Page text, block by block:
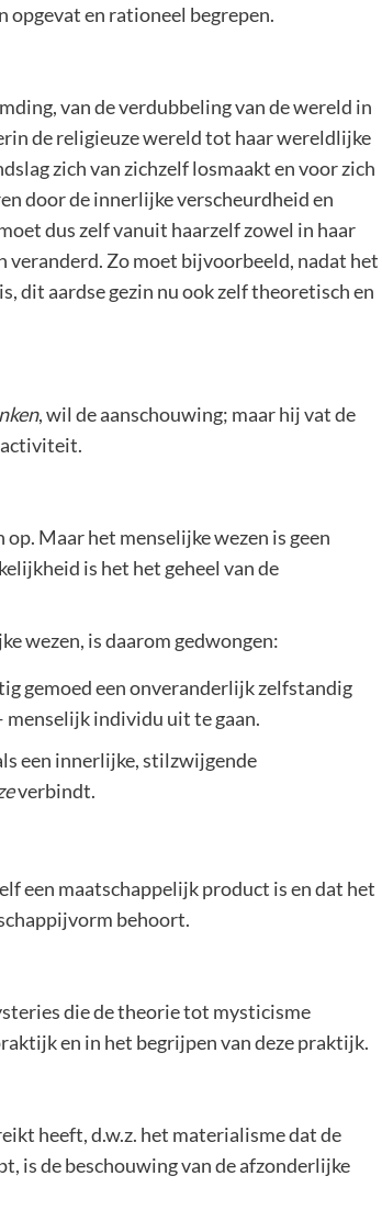
opgevat en rationeel begrepen.
van de verdubbeling van de wereld in
de religieuze wereld tot haar wereldlijke
zich van zichzelf losmaakt en voor zich
door de innerlijke verscheurdheid en
dus zelf vanuit haarzelf zowel in haar
Zo moet bijvoorbeeld, nadat het
dit aardse gezin nu ook zelf theoretisch en
, wil de aanschouwing; maar hij vat de
op. Maar het menselijke wezen is geen
is het het geheel van de
wezen, is daarom gedwongen:
gemoed een onveranderlijk zelfstandig
individu uit te gaan.
een innerlijke, stilzwijgende
verbindt.
een maatschappelijk product is en dat het
behoort.
die de theorie tot mysticisme
en in het begrijpen van deze praktijk.
heeft, d.w.z. het materialisme dat de
is de beschouwing van de afzonderlijke